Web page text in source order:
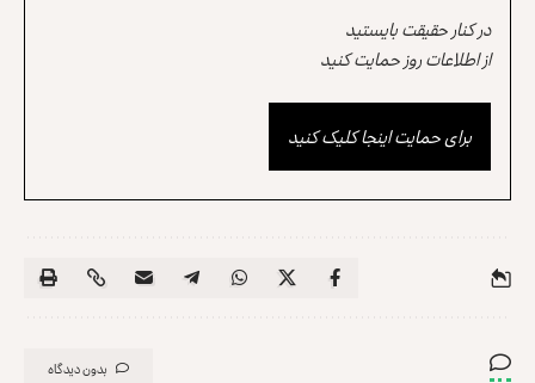
در کنار حقیقت بایستید
از اطلاعات روز حمایت کنید
برای حمایت اینجا کلیک کنید
بدون دیدگاه